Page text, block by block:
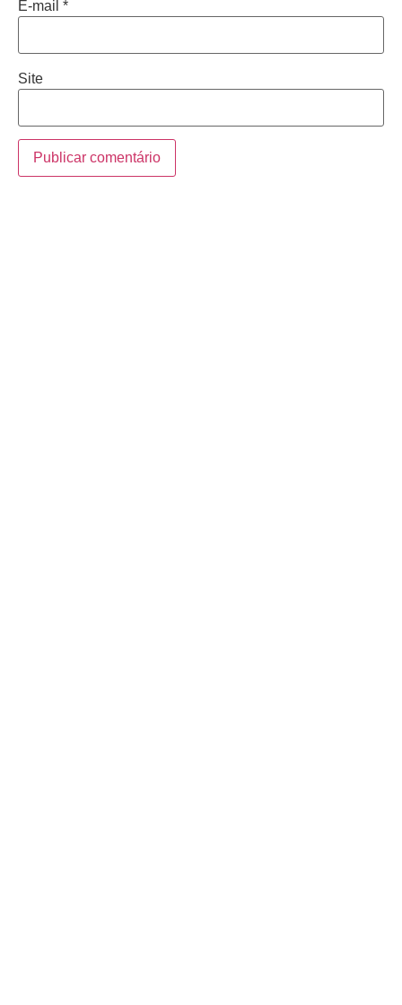
E-mail *
Site